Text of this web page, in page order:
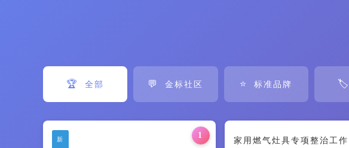
🏆 全部 💬 金标社区 ⭐ 标准品牌 🏷️
1
新 家用燃气灶具专项整治工作